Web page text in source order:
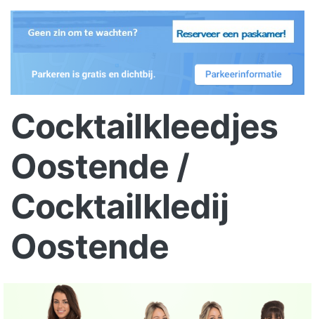
Cocktailkleedjes
Oostende /
Cocktailkledij
Oostende